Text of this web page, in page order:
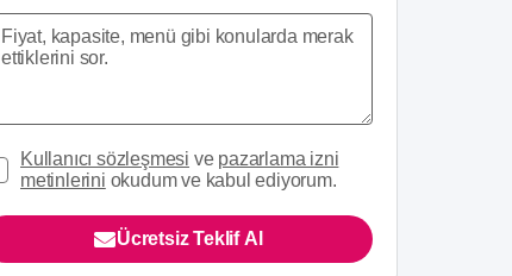
Kullanıcı sözleşmesi ve pazarlama izni
metinlerini okudum ve kabul ediyorum.
Ücretsiz Teklif Al